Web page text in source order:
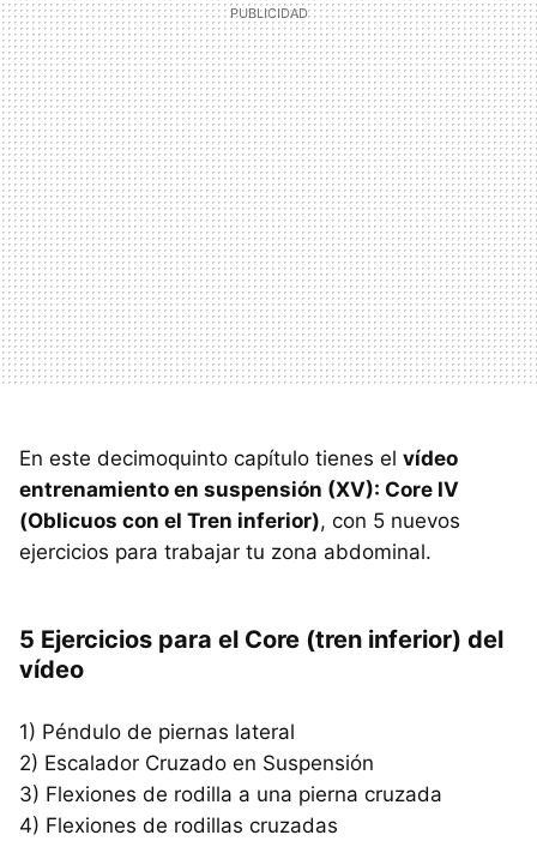
En este decimoquinto capítulo tienes el vídeo
entrenamiento en suspensión (XV): Core IV
(Oblicuos con el Tren inferior), con 5 nuevos
ejercicios para trabajar tu zona abdominal.
5 Ejercicios para el Core (tren inferior) del
vídeo
1) Péndulo de piernas lateral
2) Escalador Cruzado en Suspensión
3) Flexiones de rodilla a una pierna cruzada
4) Flexiones de rodillas cruzadas